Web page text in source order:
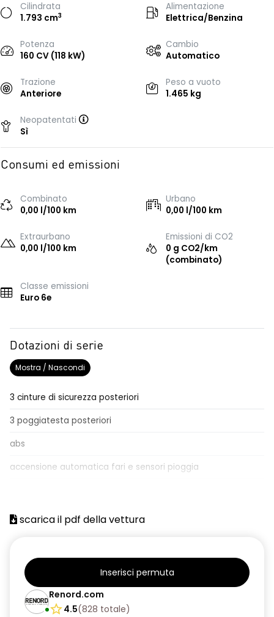
Cilindrata
1.793 cm3
Alimentazione
Elettrica/Benzina
Potenza
160 CV (118 kW)
Cambio
Automatico
Trazione
Anteriore
Peso a vuoto
1.465 kg
Neopatentati
Sì
Consumi ed emissioni
Combinato
0,00 l/100 km
Urbano
0,00 l/100 km
Extraurbano
0,00 l/100 km
Emissioni di CO2
0 g CO2/km
(combinato)
Classe emissioni
Euro 6e
Dotazioni di serie
Mostra / Nascondi
3 cinture di sicurezza posteriori
3 poggiatesta posteriori
abs
accensione automatica fari e sensori pioggia
airbag frontale conducente e passeggero
alzacristalli anteriori elettrici e impulsionali
alzacristalli posteriori elettrici impulsionali
assistenza alla frenata d'emergenza
scarica il pdf della vettura
Inserisci permuta
Renord.com
4.5(828 totale)